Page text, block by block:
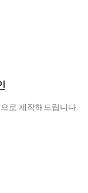
로 제작해드립니다.